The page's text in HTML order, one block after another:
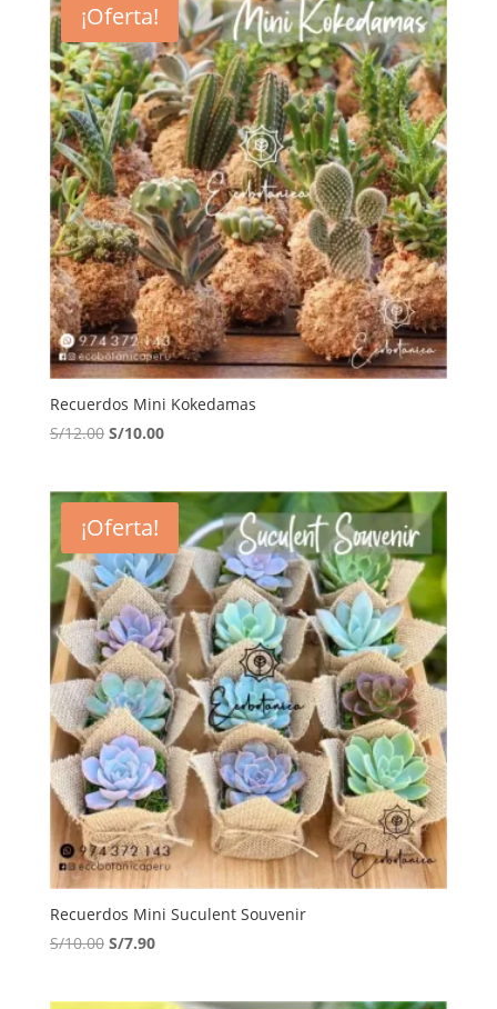
¡Oferta!
Recuerdos Mini Kokedamas
S/12.00 El
era:
S/12.00.
S/10.00El
es:
S/10.00.
¡Oferta!
Recuerdos Mini Suculent Souvenir
S/10.00 El
S/7.90El